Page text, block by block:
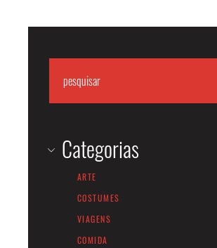
Categorias
ARTE
COSTUMES
VIAGENS
COMIDA